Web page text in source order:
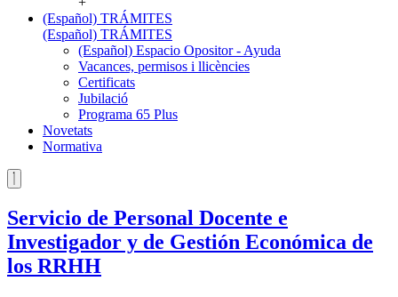
(Español) TRÁMITES
(Español) TRÁMITES
(Español) Espacio Opositor - Ayuda
Vacances, permisos i llicències
Certificats
Jubilació
Programa 65 Plus
Novetats
Normativa
Servicio de Personal Docente e
Investigador y de Gestión Económica de
los RRHH